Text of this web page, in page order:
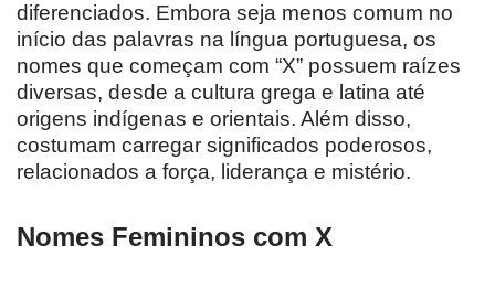
diferenciados. Embora seja menos comum no
início das palavras na língua portuguesa, os
nomes que começam com “X” possuem raízes
diversas, desde a cultura grega e latina até
origens indígenas e orientais. Além disso,
costumam carregar significados poderosos,
relacionados a força, liderança e mistério.
Nomes Femininos com X